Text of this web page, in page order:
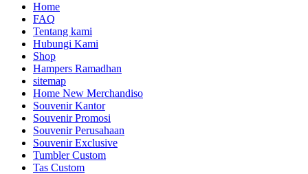
Home
FAQ
Tentang kami
Hubungi Kami
Shop
Hampers Ramadhan
sitemap
Home New Merchandiso
Souvenir Kantor
Souvenir Promosi
Souvenir Perusahaan
Souvenir Exclusive
Tumbler Custom
Tas Custom